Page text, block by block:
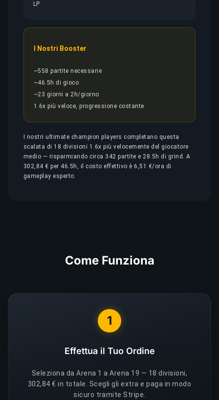
LP
I Nostri Booster
~558 partite necessarie
~46.5h di gioco
~23 giorni a 2h/giorno
1.6x più veloce, progressione costante
I nostri ultimate champion players completano questa
scalata di 18 divisioni 1.6x più velocemente del giocatore
medio — risparmiando circa 342 partite e 28.5h di grind. A
302,84 € per 46.5h, il costo effettivo è 6,51 €/ora di
gameplay esperto.
Come Funziona
1
Effettua il Tuo Ordine
Seleziona da Arena 1 a Arena 19 — 18 divisioni,
302,84 € in totale. Scegli gli extra e paga in modo
sicuro tramite Stripe.